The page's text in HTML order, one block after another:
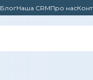
БлогНаша CRMПро нас